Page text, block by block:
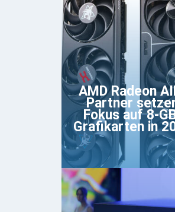
AMD Radeon
Partner
Fokus auf 8-
Grafikarten in